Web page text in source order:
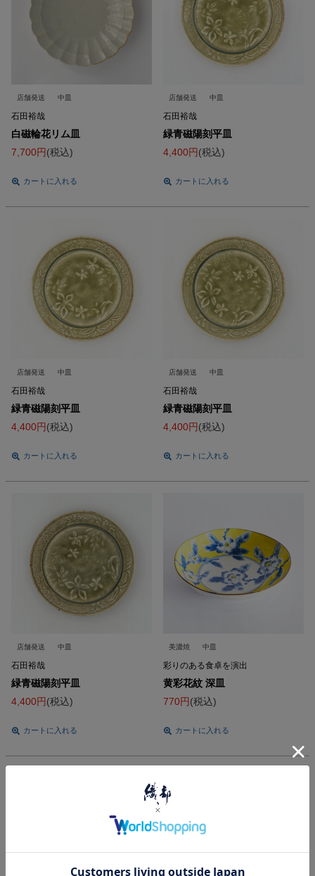
店舗発送 中皿
石田裕哉
白磁輪花リム皿
7,700
税込
カートに入れる
店舗発送 中皿
石田裕哉
緑青磁陽刻平皿
4,400
税込
カートに入れる
店舗発送 中皿
石田裕哉
緑青磁陽刻平皿
4,400
税込
カートに入れる
店舗発送 中皿
石田裕哉
緑青磁陽刻平皿
4,400
税込
カートに入れる
店舗発送 中皿
石田裕哉
緑青磁陽刻平皿
4,400
税込
カートに入れる
美濃焼 中皿
彩りのある食卓を演出
黄彩花紋 深皿
770
税込
カートに入れる